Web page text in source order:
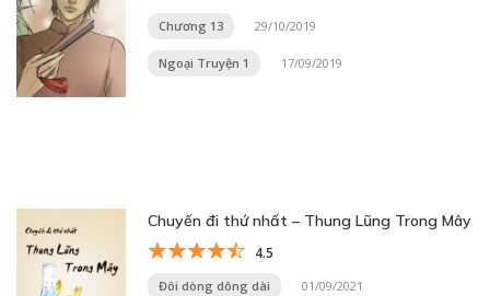
Chương 13 29/10/2019
Ngoại Truyện 1 17/09/2019
Chuyến đi thứ nhất – Thung Lũng Trong Mây
4.5
Đôi dòng dông dài 01/09/2021